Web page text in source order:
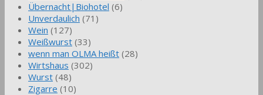
Übernacht|Biohotel (6)
Unverdaulich (71)
Wein (127)
Weißwurst (33)
wenn man OLMA heißt (28)
Wirtshaus (302)
Wurst (48)
Zigarre (10)